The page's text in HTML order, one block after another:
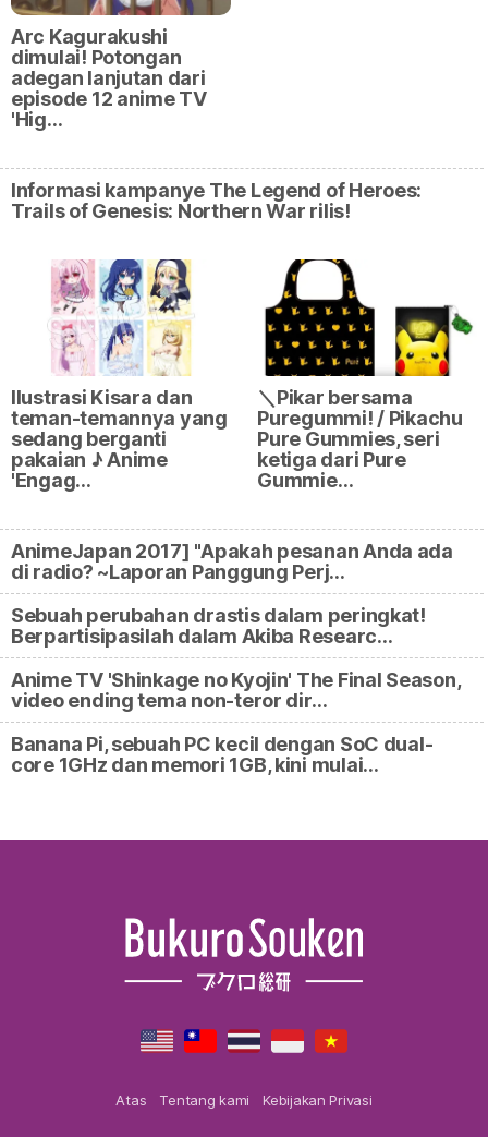
Arc Kagurakushi
dimulai! Potongan
adegan lanjutan dari
episode 12 anime TV
'Hig…
Informasi kampanye The Legend of Heroes:
Trails of Genesis: Northern War rilis!
Ilustrasi Kisara dan
teman-temannya yang
sedang berganti
pakaian ♪ Anime
'Engag…
＼Pikar bersama
Puregummi! / Pikachu
Pure Gummies, seri
ketiga dari Pure
Gummie…
AnimeJapan 2017] "Apakah pesanan Anda ada
di radio? ~Laporan Panggung Perj…
Sebuah perubahan drastis dalam peringkat!
Berpartisipasilah dalam Akiba Researc…
Anime TV 'Shinkage no Kyojin' The Final Season,
video ending tema non-teror dir…
Banana Pi, sebuah PC kecil dengan SoC dual-
core 1GHz dan memori 1GB, kini mulai…
Atas Tentang kami Kebijakan Privasi